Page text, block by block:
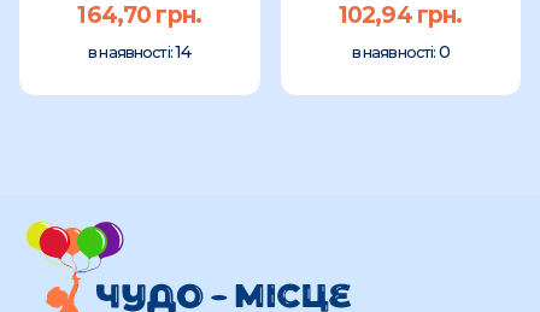
164,70 грн.
в наявності:14
102,94 грн.
в наявності: 0